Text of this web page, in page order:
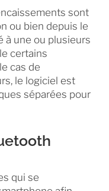
sont
ou bien depuis le
à une ou plusieurs
certains
cas de
le logiciel est
séparées pour
qui se